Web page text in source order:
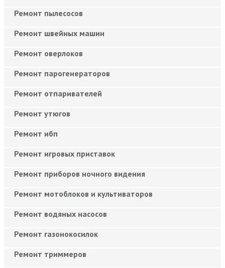
Ремонт пылесосов
Ремонт швейных машин
Ремонт оверлоков
Ремонт парогенераторов
Ремонт отпаривателей
Ремонт утюгов
Ремонт ибп
Ремонт игровых приставок
Ремонт приборов ночного видения
Ремонт мотоблоков и культиваторов
Ремонт водяных насосов
Ремонт газонокосилок
Ремонт триммеров